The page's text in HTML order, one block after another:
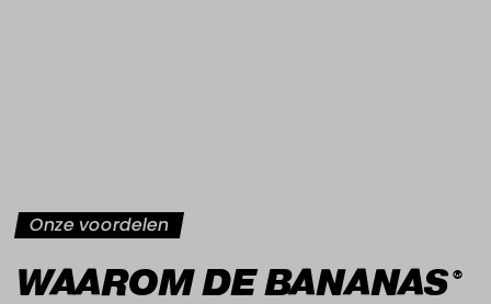
Onze voordelen
WAAROM DE BANANAS ®